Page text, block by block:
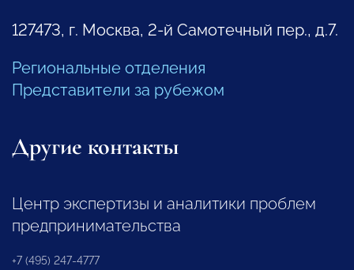
127473, г. Москва, 2-й Самотечный пер., д.7.
Региональные отделения
Представители за рубежом
Другие контакты
Центр экспертизы и аналитики проблем
предпринимательства
+7 (495) 247-4777